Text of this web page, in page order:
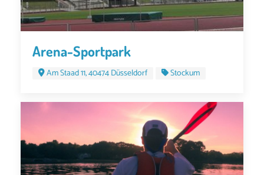
Arena-Sportpark
Am Staad 11, 40474 Düsseldorf Stockum